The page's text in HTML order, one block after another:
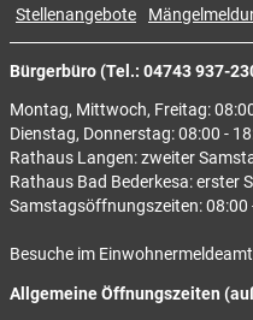
Bürgerbüro (Tel.: 04743 937-
Montag, Mittwoch, Freitag:
Dienstag, Donnerstag: 08:00 -
Rathaus Langen: zweiter
Rathaus Bad Bederkesa: erster
Samstagsöffnungszeiten: 08:00
Besuche im
Allgemeine Öffnungszeiten
Stellenangebote